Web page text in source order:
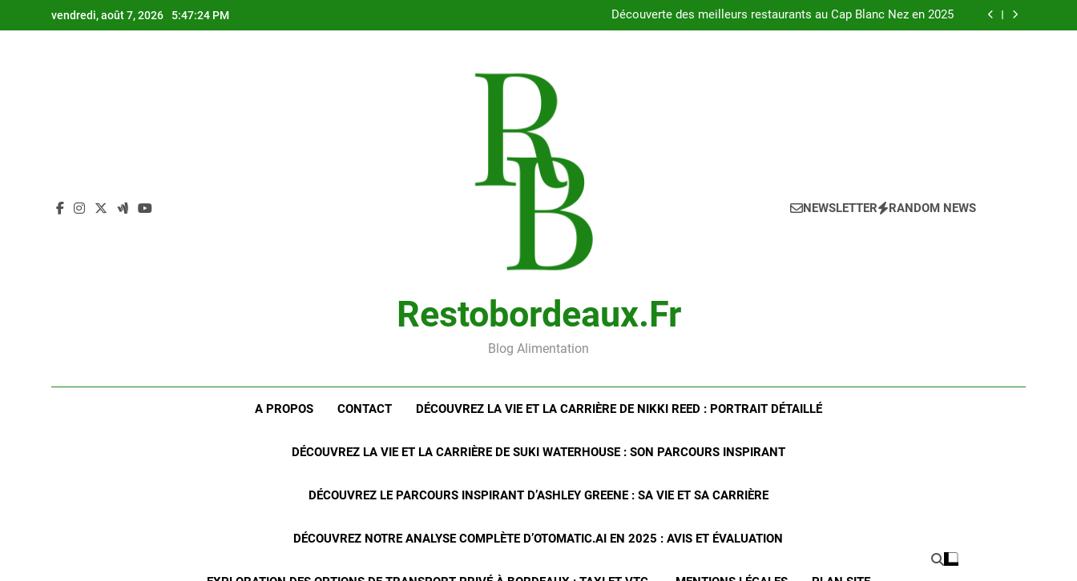
to
vendredi, août 7, 2026 5:47:24 PM
Découverte des meilleurs restaurants au Cap Blanc Nez en 2025
Comment choisir le porte-menu idéal pour votre restaurant en 2025 ?
Restobordeaux.fr
Blog Alimentation
NEWSLETTER RANDOM NEWS
A PROPOS CONTACT DÉCOUVREZ LA VIE ET LA CARRIÈRE DE NIKKI REED : PORTRAIT DÉTAILLÉ
DÉCOUVREZ LA VIE ET LA CARRIÈRE DE SUKI WATERHOUSE : SON PARCOURS INSPIRANT
DÉCOUVREZ LE PARCOURS INSPIRANT D’ASHLEY GREENE : SA VIE ET SA CARRIÈRE
DÉCOUVREZ NOTRE ANALYSE COMPLÈTE D’OTOMATIC.AI EN 2025 : AVIS ET ÉVALUATION